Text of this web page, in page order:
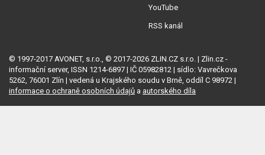
YouTube
RSS kanál
© 1997-2017 AVONET, s.r.o., © 2017-2026 ZLIN.CZ s.r.o. | Zlin.cz -
informační server, ISSN 1214-6897 | IČ 05982812 | sídlo: Vavrečkova
5262, 76001 Zlín | vedená u Krajského soudu v Brně, oddíl C 98972 |
informace o ochraně osobních údajů a autorského díla